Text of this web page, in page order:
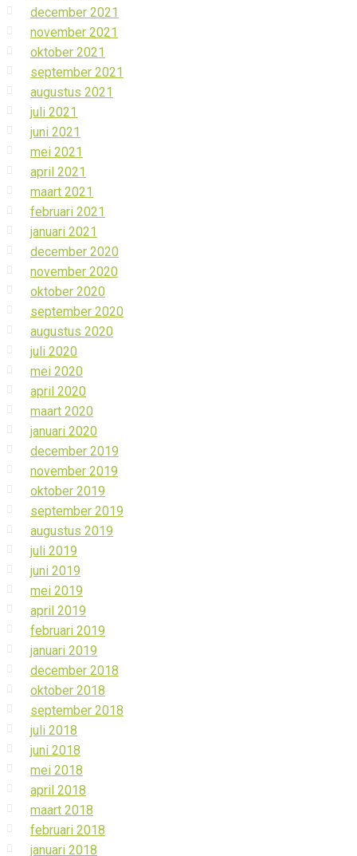
december 2021
november 2021
oktober 2021
september 2021
augustus 2021
juli 2021
juni 2021
mei 2021
april 2021
maart 2021
februari 2021
januari 2021
december 2020
november 2020
oktober 2020
september 2020
augustus 2020
juli 2020
mei 2020
april 2020
maart 2020
januari 2020
december 2019
november 2019
oktober 2019
september 2019
augustus 2019
juli 2019
juni 2019
mei 2019
april 2019
februari 2019
januari 2019
december 2018
oktober 2018
september 2018
juli 2018
juni 2018
mei 2018
april 2018
maart 2018
februari 2018
januari 2018